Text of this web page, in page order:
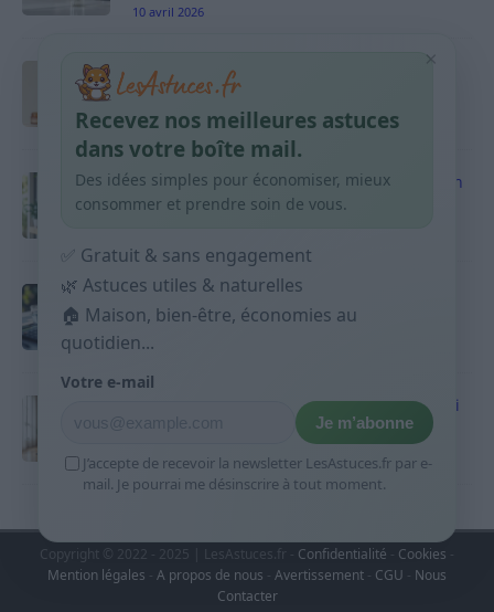
10 avril 2026
Taches pigmentaires : routine simple +
habitudes qui aident
9 avril 2026
Produits ménagers : comment économiser en
courses sans acheter 10 sprays
Budget mensuel : méthode rapide pour
répartir son salaire dès le jour de paie
9 avril 2026
Sport 10 minutes par jour est-ce utile et quoi
9 avril 2026
Copyright © 2022 - 2025 | LesAstuces.fr - Confidentialité Cookies -
Mention légales - A propos de nous - Avertissement - CGU - Nous
Contacter
×
Recevez nos meilleures astuces
dans votre boîte mail.
Des idées simples pour économiser, mieux
consommer et prendre soin de vous.
✅ Gratuit & sans engagement
🌿 Astuces utiles & naturelles
🏠 Maison, bien-être, économies au
quotidien...
Votre e-mail
Je m’abonne
J’accepte de recevoir la newsletter LesAstuces.fr par e-
mail. Je pourrai me désinscrire à tout moment.